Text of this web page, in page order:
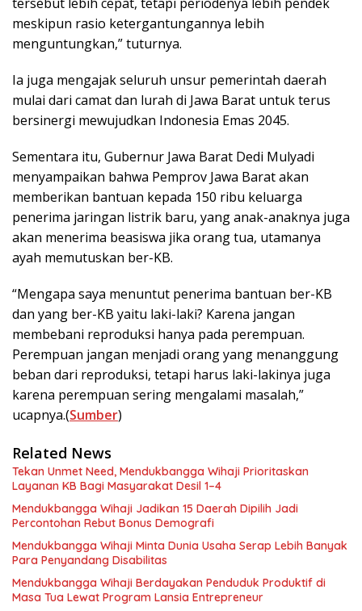
meskipun rasio ketergantungannya lebih
menguntungkan,” tuturnya.
Ia juga mengajak seluruh unsur pemerintah daerah
mulai dari camat dan lurah di Jawa Barat untuk terus
bersinergi mewujudkan Indonesia Emas 2045.
Sementara itu, Gubernur Jawa Barat Dedi Mulyadi
menyampaikan bahwa Pemprov Jawa Barat akan
memberikan bantuan kepada 150 ribu keluarga
penerima jaringan listrik baru, yang anak-anaknya juga
akan menerima beasiswa jika orang tua, utamanya
ayah memutuskan ber-KB.
“Mengapa saya menuntut penerima bantuan ber-KB
dan yang ber-KB yaitu laki-laki? Karena jangan
membebani reproduksi hanya pada perempuan.
Perempuan jangan menjadi orang yang menanggung
beban dari reproduksi, tetapi harus laki-lakinya juga
karena perempuan sering mengalami masalah,”
ucapnya.(Sumber)
Related News
Tekan Unmet Need, Mendukbangga Wihaji Prioritaskan
Layanan KB Bagi Masyarakat Desil 1–4
Mendukbangga Wihaji Jadikan 15 Daerah Dipilih Jadi
Percontohan Rebut Bonus Demografi
Mendukbangga Wihaji Minta Dunia Usaha Serap Lebih Banyak
Para Penyandang Disabilitas
Mendukbangga Wihaji Berdayakan Penduduk Produktif di
Masa Tua Lewat Program Lansia Entrepreneur